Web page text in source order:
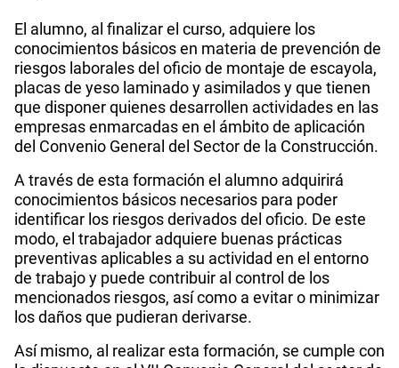
El alumno, al finalizar el curso, adquiere los
conocimientos básicos en materia de prevención de
riesgos laborales del oficio de montaje de escayola,
placas de yeso laminado y asimilados y que tienen
que disponer quienes desarrollen actividades en las
empresas enmarcadas en el ámbito de aplicación
del Convenio General del Sector de la Construcción.
A través de esta formación el alumno adquirirá
conocimientos básicos necesarios para poder
identificar los riesgos derivados del oficio. De este
modo, el trabajador adquiere buenas prácticas
preventivas aplicables a su actividad en el entorno
de trabajo y puede contribuir al control de los
mencionados riesgos, así como a evitar o minimizar
los daños que pudieran derivarse.
Así mismo, al realizar esta formación, se cumple con